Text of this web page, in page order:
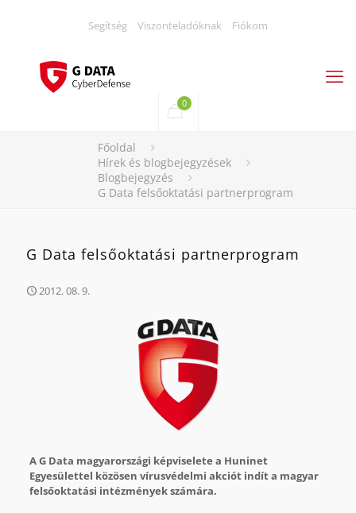
Segítség Viszonteladóknak Fiókom
0
Főoldal
Hírek és blogbejegyzések
Blogbejegyzés
G Data felsőoktatási partnerprogram
G Data felsőoktatási partnerprogram
2012. 08. 9.
A G Data magyarországi képviselete a Huninet
Egyesülettel közösen vírusvédelmi akciót indít a magyar
felsőoktatási intézmények számára.